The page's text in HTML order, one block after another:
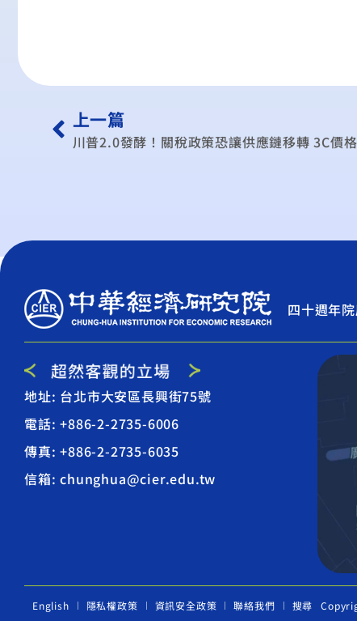
上一篇
川普2.0發酵！關稅政策恐讓供應鏈移轉 3C價
四十週年
地址: 台北市大安區長興街75號
電話: +886-2-2735-6006
傳真: +886-2-2735-6035
信箱: chunghua@cier.edu.tw
English 隱私權政策 資訊安全政策 聯絡我們 搜尋